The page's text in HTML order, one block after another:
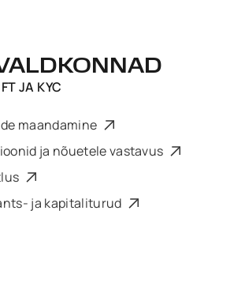
JA KYC
maandamine
ja nõuetele vastavus
ja kapitaliturud